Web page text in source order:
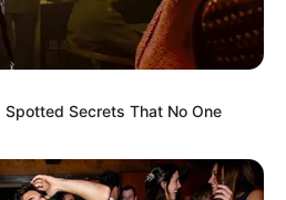
Secrets That No One